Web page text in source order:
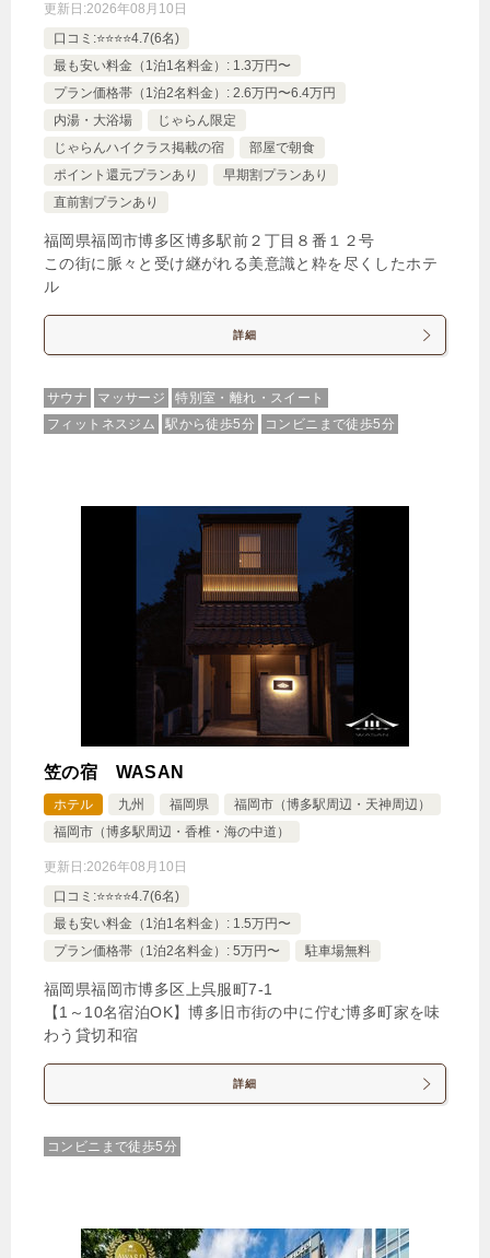
更新日:2026年08月10日
口コミ:⭐️⭐️⭐️⭐️4.7(6名)
最も安い料金（1泊1名料金）: 1.3万円〜
プラン価格帯（1泊2名料金）: 2.6万円〜6.4万円
内湯・大浴場
じゃらん限定
じゃらんハイクラス掲載の宿
部屋で朝食
ポイント還元プランあり
早期割プランあり
直前割プランあり
福岡県福岡市博多区博多駅前２丁目８番１２号
この街に脈々と受け継がれる美意識と粋を尽くしたホテ
ル
詳細
サウナ マッサージ
特別室・離れ・スイート
フィットネスジム
駅から徒歩5分 コンビニまで徒歩5分
笠の宿 WASAN
ホテル 九州 福岡県
福岡市（博多駅周辺・天神周辺）
福岡市（博多駅周辺・香椎・海の中道）
更新日:2026年08月10日
口コミ:⭐️⭐️⭐️⭐️4.7(6名)
最も安い料金（1泊1名料金）: 1.5万円〜
プラン価格帯（1泊2名料金）: 5万円〜
駐車場無料
福岡県福岡市博多区上呉服町7‐1
【1～10名宿泊OK】博多旧市街の中に佇む博多町家を味
わう貸切和宿
詳細
コンビニまで徒歩5分